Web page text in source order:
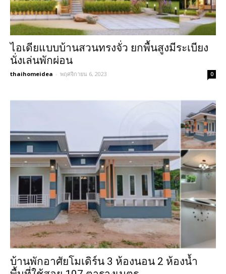
ไอเดียแบบบ้านสวนทรงจั่ว ยกพื้นสูงมีระเบียง
นั่งเล่นพักผ่อน
thaihomeidea - พฤศจิกายน 6, 2023 0
บ้านพักอาศัยโมเดิร์น 3 ห้องนอน 2 ห้องน้ำ